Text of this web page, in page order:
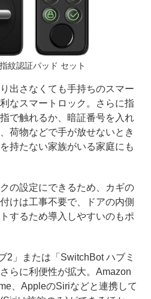
紋認証パッド セット
出さなくても手持ちのスマー
なスマートロック。さらに指
で触れるか、暗証番号を入れ
荷物などで手が放せないとき
持たない家族がいる家庭にも
の設定にできるため、カギの
けは工事不要で、ドアの内側
するため導入しやすいのもポ
2」または「SwitchBot ハブミ
らに利便性が拡大。Amazon
、AppleのSiriなどと連携して